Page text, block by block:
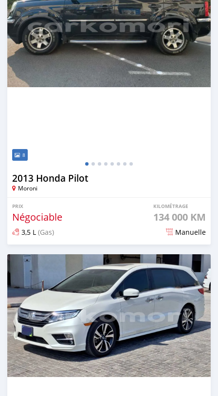
8
2013 Honda Pilot
Moroni
PRIX
Négociable
KILOMÉTRAGE
134 000 KM
3,5 L (Gas) Manuelle
Publié il y a 8 mois